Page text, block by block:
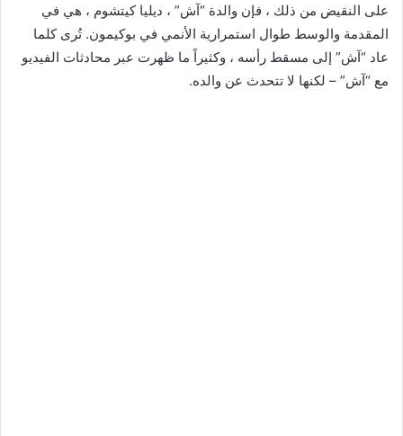
على النقيض من ذلك ، فإن والدة “آش” ، ديليا كيتشوم ، هي في
المقدمة والوسط طوال استمرارية الأنمي في بوكيمون. تُرى كلما
عاد “آش” إلى مسقط رأسه ، وكثيراً ما ظهرت عبر محادثات الفيديو
مع “آش” – لكنها لا تتحدث عن والده.